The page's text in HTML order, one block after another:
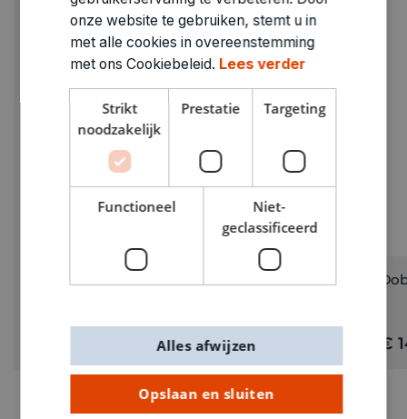
€
onze website te gebruiken, stemt u in
met alle cookies in overeenstemming
met ons Cookiebeleid. Lees verder
Strikt
noodzakelijk
Prestatie Targeting
Functioneel
Niet-
geclassificeerd
Opslaan en sluiten
Alles afwijzen